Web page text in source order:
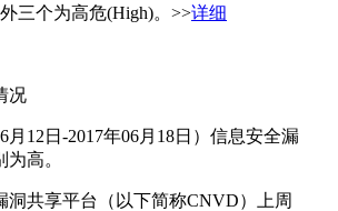
三个为高危(High)。>>详细
况
12日-2017年06月18日）信息安全漏
高。
共享平台（以下简称CNVD）上周